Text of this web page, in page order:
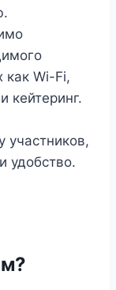
как Wi-Fi,
кейтеринг.
участников,
удобство.